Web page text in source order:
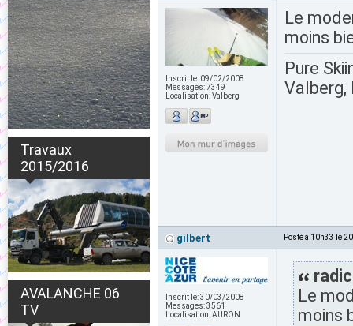
Travaux
2015/2016
AVALANCHE 06
TV
Inscrit le: 09/02/2008
Messages:7349
Localisation:Valberg
Le
moins
Pure
Valberg,
gilbert Posté à 10h33 le
Inscrit le:30/03/2008
Messages:3561
Localisation:AURON
Le
moins